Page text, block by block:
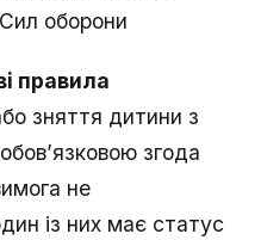
Сил оборони
правила
зняття дитини з
згода
не
із них має статус